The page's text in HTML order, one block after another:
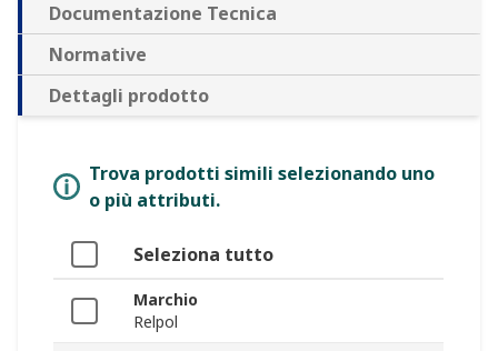
Documentazione Tecnica
Normative
Dettagli prodotto
Trova prodotti simili selezionando uno
o più attributi.
Seleziona tutto
Marchio
Relpol